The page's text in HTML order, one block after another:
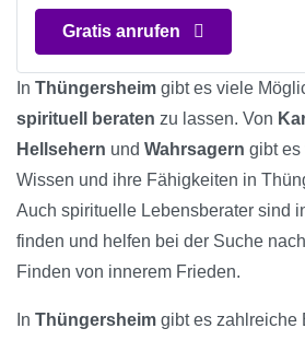
Gratis anrufen
In Thüngersheim gibt es viele
spirituell beraten zu lassen. Von
Hellsehern und Wahrsagern gibt es
Wissen und ihre Fähigkeiten in
Auch spirituelle Lebensberater sind
finden und helfen bei der Suche
Finden von innerem Frieden.
In Thüngersheim gibt es zahlreiche